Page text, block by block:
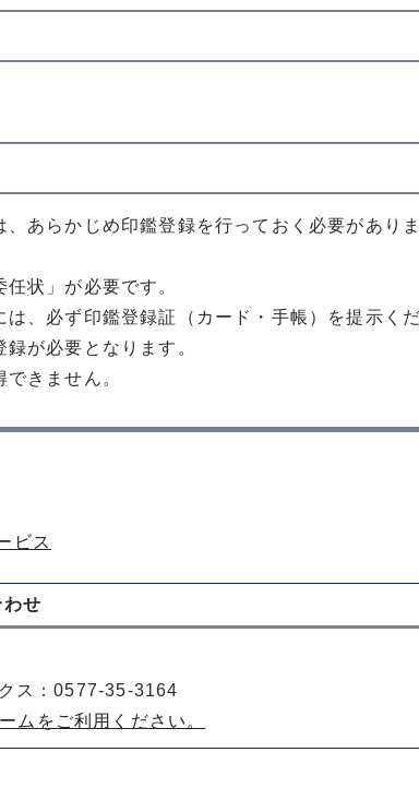
あらかじめ印鑑登録を行っておく必要があり
状」が必要です。
、必ず印鑑登録証（カード・手帳）を提示く
が必要となります。
きません。
ビス
わせ
ス：0577-35-3164
ムをご利用ください。